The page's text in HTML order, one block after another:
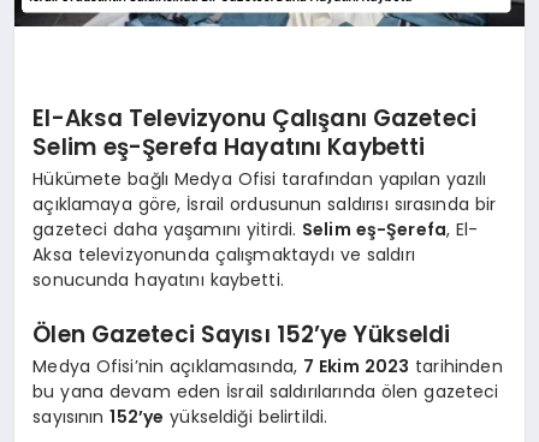
El-Aksa Televizyonu Çalışanı Gazeteci
Selim eş-Şerefa Hayatını Kaybetti
Hükümete bağlı Medya Ofisi tarafından yapılan yazılı
açıklamaya göre, İsrail ordusunun saldırısı sırasında bir
gazeteci daha yaşamını yitirdi. Selim eş-Şerefa, El-
Aksa televizyonunda çalışmaktaydı ve saldırı
sonucunda hayatını kaybetti.
Ölen Gazeteci Sayısı 152’ye Yükseldi
Medya Ofisi’nin açıklamasında, 7 Ekim 2023 tarihinden
bu yana devam eden İsrail saldırılarında ölen gazeteci
sayısının152’ye yükseldiği belirtildi.